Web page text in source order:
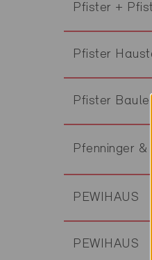
Pfister +
Pfister
Pfister
Pfenninger &
PEWIHAUS
PEWIHAUS